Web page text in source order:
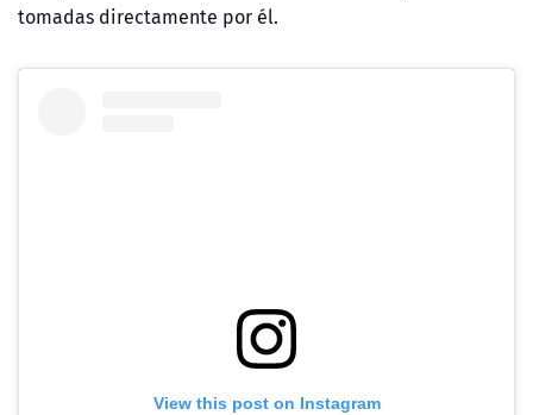
tomadas directamente por él.
View this post on Instagram